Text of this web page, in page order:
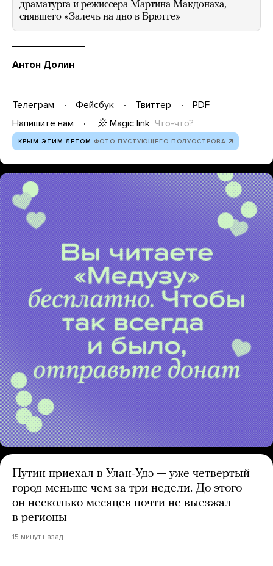
драматурга и режиссера Мартина Макдонаха,
снявшего «Залечь на дно в Брюгге»
Антон Долин
Телеграм Фейсбук Твиттер
PDF
Напишите нам
Magic link Что-что?
КРЫМ ЭТИМ ЛЕТОМ ФОТО ПУСТУЮЩЕГО ПОЛУОСТРОВА
Путин приехал в Улан-Удэ — уже четвертый
город меньше чем за три недели. До этого
он несколько месяцев почти не выезжал
в регионы
15 минут назад